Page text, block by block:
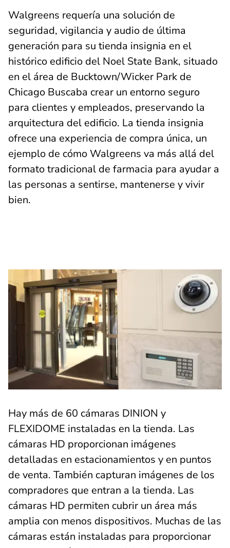
Walgreens requería una solución de
seguridad, vigilancia y audio de última
generación para su tienda insignia en el
histórico edificio del Noel State Bank, situado
en el área de Bucktown/Wicker Park de
Chicago Buscaba crear un entorno seguro
para clientes y empleados, preservando la
arquitectura del edificio. La tienda insignia
ofrece una experiencia de compra única, un
ejemplo de cómo Walgreens va más allá del
formato tradicional de farmacia para ayudar a
las personas a sentirse, mantenerse y vivir
bien.
Hay más de 60 cámaras DINION y
FLEXIDOME instaladas en la tienda. Las
cámaras HD proporcionan imágenes
detalladas en estacionamientos y en puntos
de venta. También capturan imágenes de los
compradores que entran a la tienda. Las
cámaras HD permiten cubrir un área más
amplia con menos dispositivos. Muchas de las
cámaras están instaladas para proporcionar